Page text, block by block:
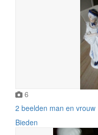
6
2 beelden man en vrouw
Bieden